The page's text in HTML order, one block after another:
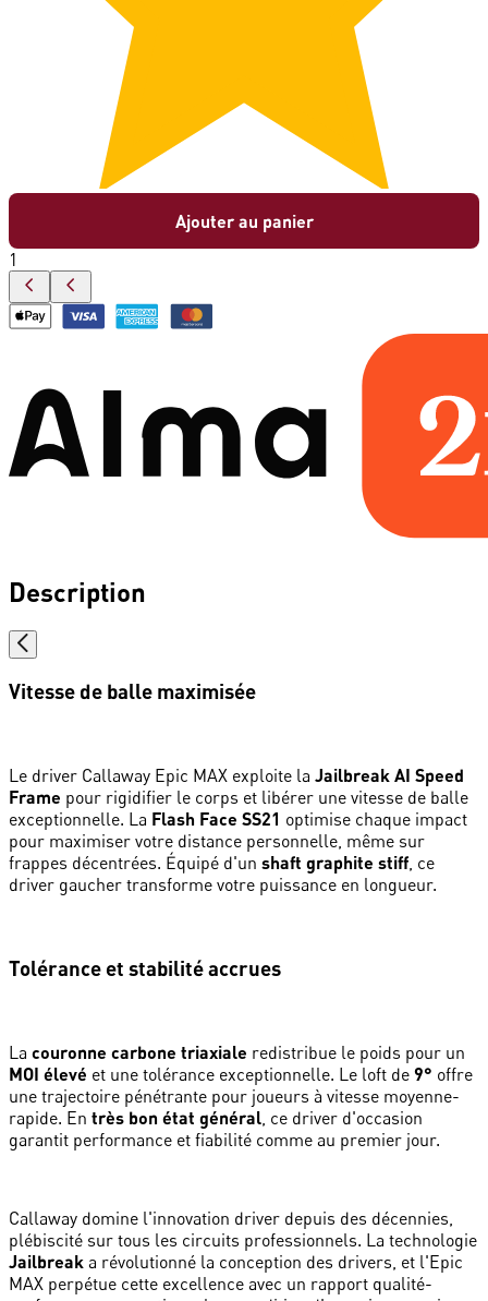
Ajouter au panier
1
Description
Vitesse de balle maximisée
Le driver Callaway Epic MAX exploite la Jailbreak AI Speed
Frame pour rigidifier le corps et libérer une vitesse de balle
exceptionnelle. La Flash Face SS21 optimise chaque impact
pour maximiser votre distance personnelle, même sur
frappes décentrées. Équipé d'un shaft graphite stiff, ce
driver gaucher transforme votre puissance en longueur.
Tolérance et stabilité accrues
La couronne carbone triaxiale redistribue le poids pour un
MOI élevé et une tolérance exceptionnelle. Le loft de 9° offre
une trajectoire pénétrante pour joueurs à vitesse moyenne-
rapide. En très bon état général , ce driver d'occasion
garantit performance et fiabilité comme au premier jour.
Callaway domine l'innovation driver depuis des décennies,
plébiscité sur tous les circuits professionnels. La technologie
Jailbreak a révolutionné la conception des drivers, et l'Epic
MAX perpétue cette excellence avec un rapport qualité-